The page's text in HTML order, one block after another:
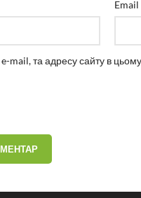
Email
mail, та адресу сайту в